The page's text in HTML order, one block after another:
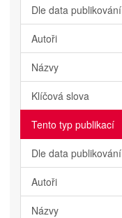
Dle data publikování
Autoři
Názvy
Klíčová slova
Tento typ publikací
Dle data publikování
Autoři
Názvy